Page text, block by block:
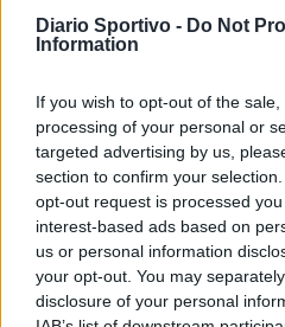
Diario Sportivo - Do Not
Information
If you wish to opt-out of the
processing of your personal or
targeted advertising by us,
section to confirm your
opt-out request is processed
interest-based ads based on
us or personal information
your opt-out. You may
disclosure of your personal
13 Lamine Doukar
Fabio Lauria
15
Maximiliano Gastón
Timpanaro
16 Andrea Usai